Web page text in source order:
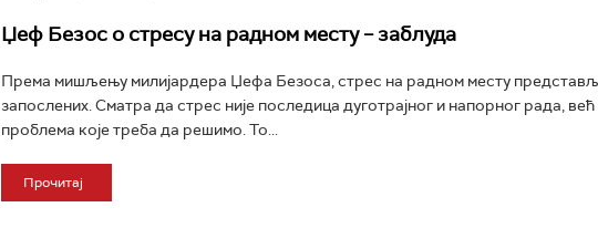
Џеф Безос о стресу на радном месту – заблуда
Према мишљењу милијардера Џефа Безоса, стрес на радном месту
запослених. Сматра да стрес није последица дуготрајног и напорног рада,
проблема које треба да решимо. То...
Прочитај